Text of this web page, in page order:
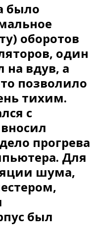
было
оборотов
один
на вдув, а
позволило
тихим.
с
прогрева
Для
шума,
был